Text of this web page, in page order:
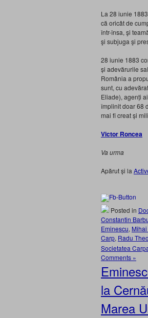
La 28 iunie
că oricât de
într-însa, şi
şi subjuga şi
28 iunie 1883
și adevărurile
România a
sunt, cu
Eliade), agenți
împlinit doar 68
mai fi creat și
Victor Roncea
Va urma
Apărut și la
Posted in
Constantin
Eminescu,
Carp, Radu
Societatea
Comments »
la
Marea